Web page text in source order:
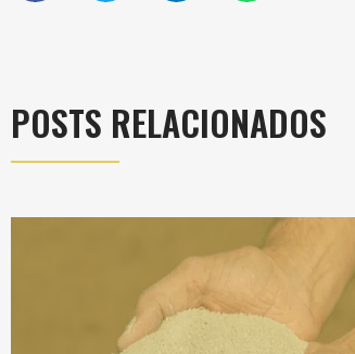
POSTS RELACIONADOS